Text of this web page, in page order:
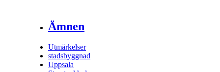
Ämnen
Utmärkelser
stadsbyggnad
Uppsala